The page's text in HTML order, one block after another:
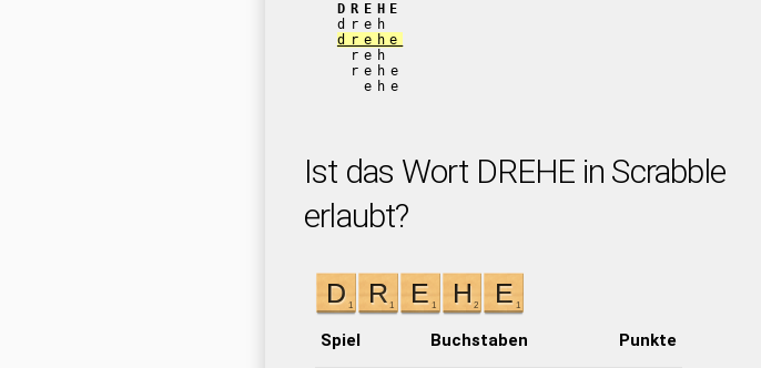
DREHE
dreh
drehe
reh
rehe
ehe
Ist das Wort DREHE in Scrabble
erlaubt?
Spiel Buchstaben Punkte